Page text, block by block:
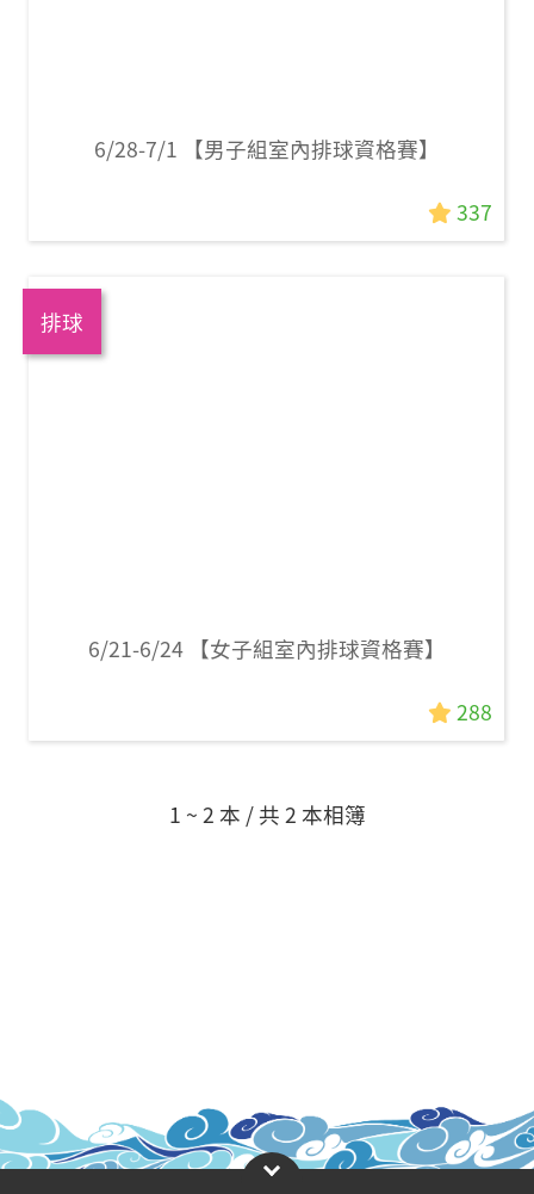
6/28-7/1 【男子組室內排球資格賽】
337
排球
6/21-6/24 【女子組室內排球資格賽】
288
1 ~ 2 本 / 共 2 本相簿